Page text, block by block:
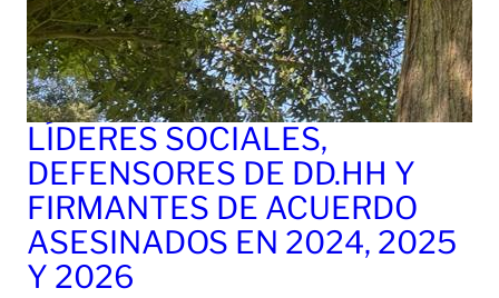
LÍDERES SOCIALES,
DEFENSORES DE DD.HH Y
FIRMANTES DE ACUERDO
ASESINADOS EN 2024, 2025
Y 2026